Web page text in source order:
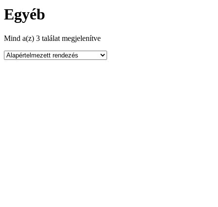
Egyéb
Mind a(z) 3 találat megjelenítve